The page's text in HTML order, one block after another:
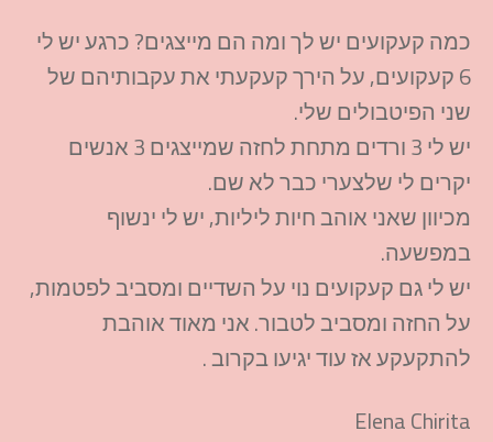
כמה קעקועים יש לך ומה הם מייצגים? כרגע יש לי
6 קעקועים, על הירך קעקעתי את עקבותיהם של
שני הפיטבולים שלי.
יש לי 3 ורדים מתחת לחזה שמייצגים 3 אנשים
יקרים לי שלצערי כבר לא שם.
מכיוון שאני אוהב חיות ליליות, יש לי ינשוף
במפשעה.
יש לי גם קעקועים נוי על השדיים ומסביב לפטמות,
על החזה ומסביב לטבור. אני מאוד אוהבת
להתקעקע אז עוד יגיעו בקרוב .
Elena Chirita